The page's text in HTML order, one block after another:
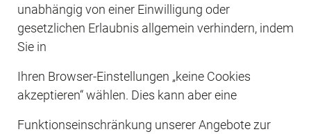
unabhängig von einer Einwilligung oder
gesetzlichen Erlaubnis allgemein verhindern, indem
Sie in
Ihren Browser-Einstellungen „keine Cookies
akzeptieren“ wählen. Dies kann aber eine
Funktionseinschränkung unserer Angebote zur